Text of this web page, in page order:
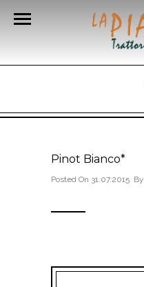
Pinot Bianco*
Posted On 31.07.2015 By